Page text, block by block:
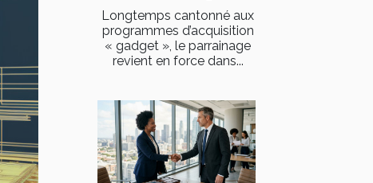
Longtemps cantonné aux
programmes d’acquisition
« gadget », le parrainage
revient en force dans...